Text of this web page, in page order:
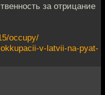
за отрицание
occupy/
v-latvii-na-pyat-